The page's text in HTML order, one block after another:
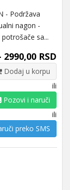
- Podržava
nagon -
sa...
2990,00 RSD
Dodaj u korpu
ili
Pozovi i naruči
ili
preko SMS